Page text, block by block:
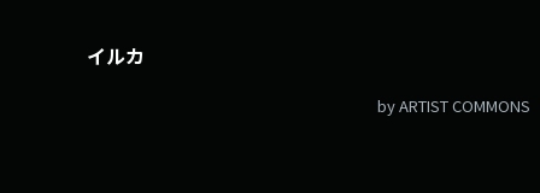
キなメロディ」 ダイスキな曲がラジオから流れてきたら、一緒に歌っち
ゃおう！声を出して歌いたい曲をリクエストとともにお届けしていま
います。6月のプレゼントは「アンスリューム」です。 ▼8:28「交通情
イルカ
by ARTIST COMMONS